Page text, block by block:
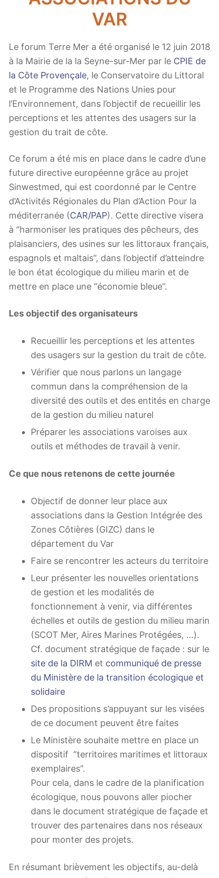
VAR
Le forum Terre Mer a été organisé le 12 juin 2018
à la Mairie de la la Seyne-sur-Mer par le CPIE de
la Côte Provençale, le Conservatoire du Littoral
et le Programme des Nations Unies pour
l’Environnement, dans l’objectif de recueillir les
perceptions et les attentes des usagers sur la
gestion du trait de côte.
Ce forum a été mis en place dans le cadre d’une
future directive européenne grâce au projet
Sinwestmed, qui est coordonné par le Centre
d’Activités Régionales du Plan d’Action Pour la
méditerranée (CAR/PAP). Cette directive visera
à “harmoniser les pratiques des pêcheurs, des
plaisanciers, des usines sur les littoraux français,
espagnols et maltais”, dans l’objectif d’atteindre
le bon état écologique du milieu marin et de
mettre en place une “économie bleue”.
Les objectif des organisateurs
Recueillir les perceptions et les attentes
des usagers sur la gestion du trait de côte.
Vérifier que nous parlons un langage
commun dans la compréhension de la
diversité des outils et des entités en charge
de la gestion du milieu naturel
Préparer les associations varoises aux
outils et méthodes de travail à venir.
Ce que nous retenons de cette journée
Objectif de donner leur place aux
associations dans la Gestion Intégrée des
Zones Côtières (GIZC) dans le
département du Var
Faire se rencontrer les acteurs du territoire
Leur présenter les nouvelles orientations
de gestion et les modalités de
fonctionnement à venir, via différentes
échelles et outils de gestion du milieu marin
(SCOT Mer, Aires Marines Protégées, …).
Cf. document stratégique de façade : sur le
site de la DIRM et communiqué de presse
du Ministère de la transition écologique et
solidaire
Des propositions s’appuyant sur les visées
de ce document peuvent être faites
Le Ministère souhaite mettre en place un
dispositif “territoires maritimes et littoraux
exemplaires”.
Pour cela, dans le cadre de la planification
écologique, nous pouvons aller piocher
dans le document stratégique de façade et
trouver des partenaires dans nos réseaux
pour monter des projets.
En résumant brièvement les objectifs, au-delà